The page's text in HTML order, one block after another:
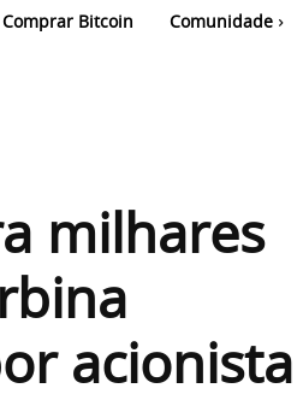
Comprar Bitcoin Comunidade
milhares
acionista